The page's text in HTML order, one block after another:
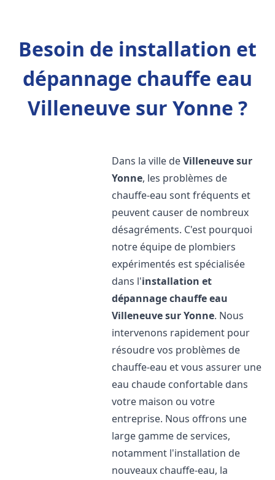
Besoin de installation et
dépannage chauffe eau
Villeneuve sur Yonne ?
Dans la ville deVilleneuve sur
Yonne, les problèmes de
chauffe-eau sont fréquents et
peuvent causer de nombreux
désagréments. C'est pourquoi
notre équipe de plombiers
expérimentés est spécialisée
dans l'installation et
dépannage chauffe eau
Villeneuve sur Yonne. Nous
intervenons rapidement pour
résoudre vos problèmes de
chauffe-eau et vous assurer une
eau chaude confortable dans
votre maison ou votre
entreprise. Nous offrons une
large gamme de services,
notamment l'installation de
nouveaux chauffe-eau, la